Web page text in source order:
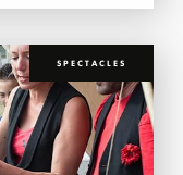
SPECTACLES